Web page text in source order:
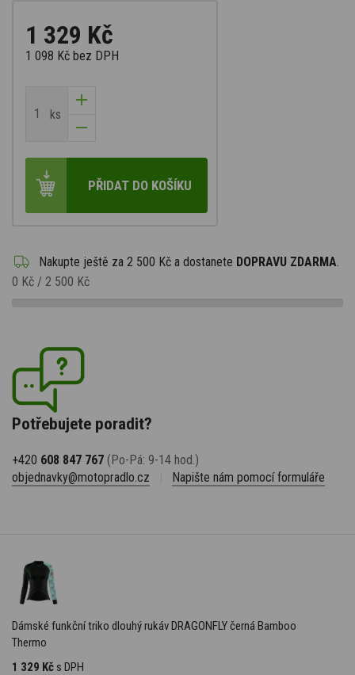
1 329 Kč
1 098 Kč bez DPH
ks
PŘIDAT DO KOŠÍKU
Nakupte ještě za 2 500 Kč a dostanete DOPRAVU ZDARMA
0 Kč / 2 500 Kč
Potřebujete poradit?
+420 608 847 767 (Po-Pá: 9-14 hod.)
objednavky@motopradlo.cz
Napište nám pomocí formuláře
Dámské funkční triko dlouhý rukáv DRAGONFLY černá Bamboo
Thermo
1 329 Kč s DPH